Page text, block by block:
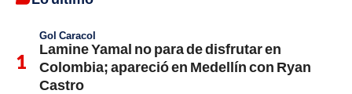
Gol Caracol
Lamine Yamal no para de disfrutar en
Colombia; apareció en Medellín con Ryan
Castro